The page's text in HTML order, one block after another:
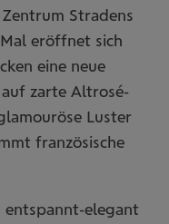
Stradens
eröffnet sich
eine neue
zarte Altrosé-
Luster
französische
entspannt-elegant